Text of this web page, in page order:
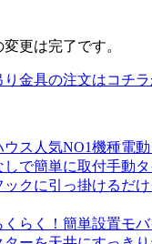
更は完了です。
金具の注文はコチラ
ウス人気NO1機種電
しで簡単に取付手動
ックに引っ掛けるだけ
くらく！簡単設置モ